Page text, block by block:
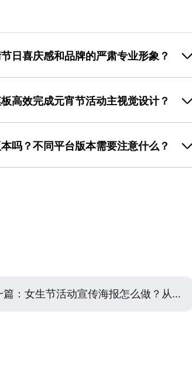
日喜庆感和品牌的严肃专业形象？
，避免使用过于卡通或喧闹的灯笼、汤圆素
，节日氛围也得到了传达。
高效完成元宵节活动主视觉设计？
一，彻底替换所有文字，确保活动名称、时
吗？不同平台版本需要注意什么？
图形元素一致，是维护品牌形象的关键。
： 女生节活动宣传海报怎么做？从明确场景到视觉调整的实用思路